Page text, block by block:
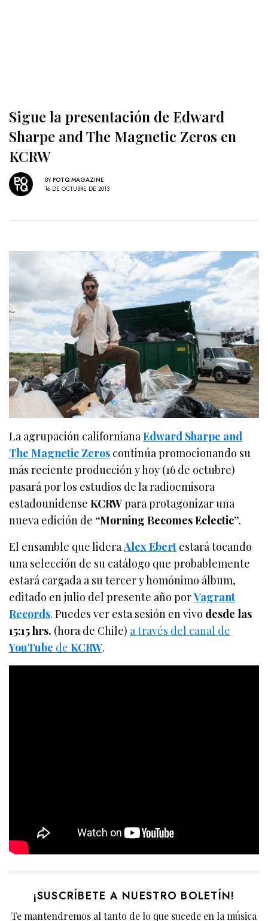
Sigue la presentación de Edward
Sharpe and The Magnetic Zeros en
KCRW
BY POTQ MAGAZINE
16 DE OCTUBRE DE 2013
La agrupación californianaEdward Sharpe and
The Magnetic Zeros continúa promocionando su
más reciente producción y hoy (16 de octubre)
pasará por los estudios de la radioemisora
estadounidenseKCRWpara protagonizar una
nueva edición de “Morning Becomes Eclectic”.
El ensamble que lideraAlex Ebert estará tocando
una selección de su catálogo que probablemente
estará cargada a su tercer y homónimo álbum,
editado en julio del presente año porVagrant
Records. Puedes ver esta sesión en vivo desde las
15:15 hrs. (hora de Chile) a través del canal de
YouTube deKCRW.
¡SUSCRÍBETE A NUESTRO BOLETÍN!
Te mantendremos al tanto de lo que sucede en la música